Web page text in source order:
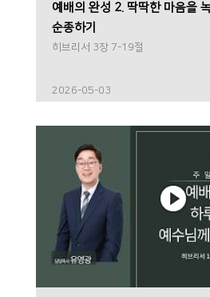
예배의 완성 2. 딱딱한 마음을
순종하기
히브리서 3장 7-19절
2026-05-03